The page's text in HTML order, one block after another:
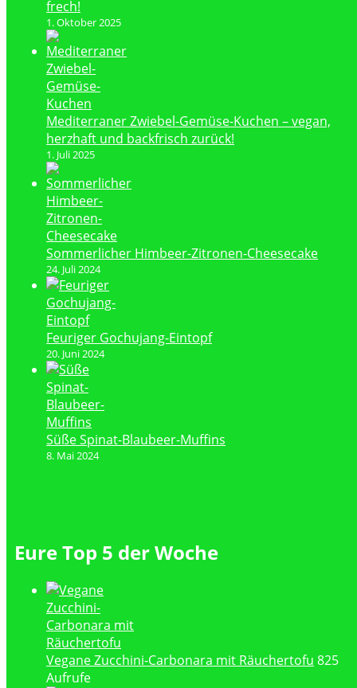
frech!
1. Oktober 2025
Mediterraner Zwiebel-Gemüse-Kuchen – vegan,
herzhaft und backfrisch zurück!
1. Juli 2025
Sommerlicher Himbeer-Zitronen-Cheesecake
24. Juli 2024
Feuriger Gochujang-Eintopf
20. Juni 2024
Süße Spinat-Blaubeer-Muffins
8. Mai 2024
Eure Top 5 der Woche
Vegane Zucchini-Carbonara mit Räuchertofu 825
Aufrufe